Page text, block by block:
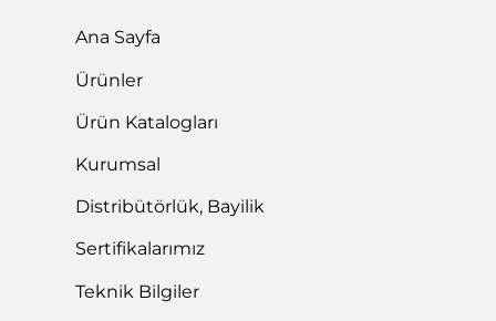
Ana Sayfa
Ürünler
Ürün Katalogları
Kurumsal
Distribütörlük, Bayilik
Sertifikalarımız
Teknik Bilgiler